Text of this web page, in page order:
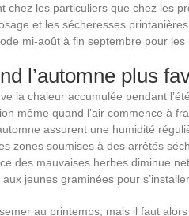
chez les particuliers que chez les
et les sécheresses
mi-août à fin septembre pour les
l’automne plus
la chaleur accumulée pendant
même quand l’air commence à
assurent une humidité
zones soumises à des arrêtés
des mauvaises herbes diminue
jeunes graminées pour s’installer
au printemps, mais il faut